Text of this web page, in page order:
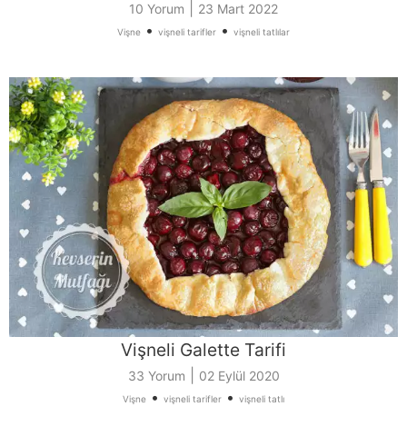
10 Yorum 23 Mart 2022
Vişne • vişneli tarifler • vişneli tatlılar
Vişneli Galette Tarifi
33 Yorum 02 Eylül 2020
Vişne • vişneli tarifler • vişneli tatlı